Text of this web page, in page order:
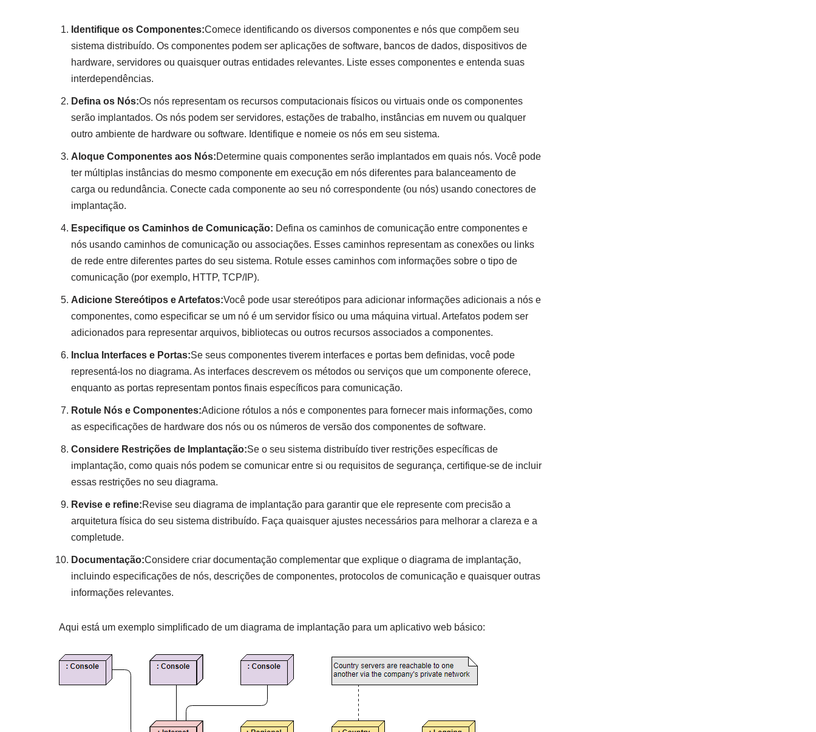
Identifique os Componentes:Comece identificando os diversos componentes e nós que compõem seu
sistema distribuído. Os componentes podem ser aplicações de software, bancos de dados, dispositivos de
hardware, servidores ou quaisquer outras entidades relevantes. Liste esses componentes e entenda suas
interdependências.
Defina os Nós:Os nós representam os recursos computacionais físicos ou virtuais onde os componentes
serão implantados. Os nós podem ser servidores, estações de trabalho, instâncias em nuvem ou qualquer
outro ambiente de hardware ou software. Identifique e nomeie os nós em seu sistema.
Aloque Componentes aos Nós:Determine quais componentes serão implantados em quais nós. Você pode
ter múltiplas instâncias do mesmo componente em execução em nós diferentes para balanceamento de
carga ou redundância. Conecte cada componente ao seu nó correspondente (ou nós) usando conectores de
implantação.
Especifique os Caminhos de Comunicação: Defina os caminhos de comunicação entre componentes e
nós usando caminhos de comunicação ou associações. Esses caminhos representam as conexões ou links
de rede entre diferentes partes do seu sistema. Rotule esses caminhos com informações sobre o tipo de
comunicação (por exemplo, HTTP, TCP/IP).
Adicione Stereótipos e Artefatos:Você pode usar stereótipos para adicionar informações adicionais a nós e
componentes, como especificar se um nó é um servidor físico ou uma máquina virtual. Artefatos podem ser
adicionados para representar arquivos, bibliotecas ou outros recursos associados a componentes.
Inclua Interfaces e Portas:Se seus componentes tiverem interfaces e portas bem definidas, você pode
representá-los no diagrama. As interfaces descrevem os métodos ou serviços que um componente oferece,
enquanto as portas representam pontos finais específicos para comunicação.
Rotule Nós e Componentes:Adicione rótulos a nós e componentes para fornecer mais informações, como
as especificações de hardware dos nós ou os números de versão dos componentes de software.
Considere Restrições de Implantação:Se o seu sistema distribuído tiver restrições específicas de
implantação, como quais nós podem se comunicar entre si ou requisitos de segurança, certifique-se de incluir
essas restrições no seu diagrama.
Revise e refine:Revise seu diagrama de implantação para garantir que ele represente com precisão a
arquitetura física do seu sistema distribuído. Faça quaisquer ajustes necessários para melhorar a clareza e a
completude.
Documentação:Considere criar documentação complementar que explique o diagrama de implantação,
incluindo especificações de nós, descrições de componentes, protocolos de comunicação e quaisquer outras
informações relevantes.
Aqui está um exemplo simplificado de um diagrama de implantação para um aplicativo web básico: